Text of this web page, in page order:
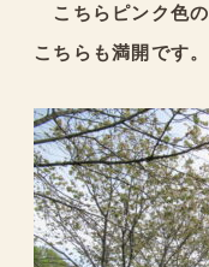
こちらピンク色の
こちらも満開です。